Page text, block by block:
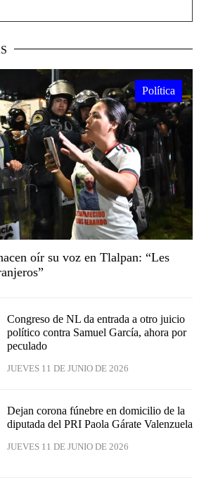
Política
oír su voz en Tlalpan: “Les
Congreso de NL da entrada a otro juicio
político contra Samuel García, ahora por
peculado
JUEVES 11 DE JUNIO DE 2026
Dejan corona fúnebre en domicilio de la
diputada del PRI Paola Gárate Valenzuela
JUEVES 11 DE JUNIO DE 2026